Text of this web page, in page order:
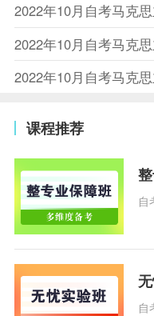
2022年10月自考马克
2022年10月自考马克
2022年10月自考马克
课程推荐
自
自